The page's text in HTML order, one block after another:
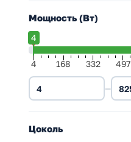
Для аквариумов
Физиотерапия
Мощность (Вт)
4
4 168 332 497
—
Цоколь